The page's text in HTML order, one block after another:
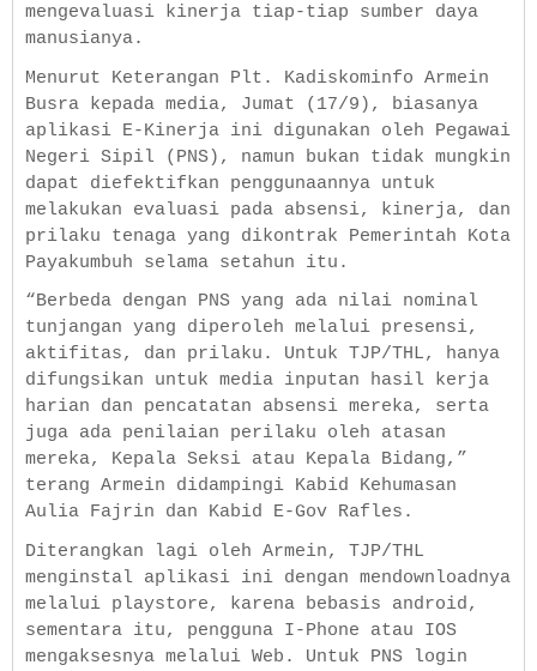
mengevaluasi kinerja tiap-tiap sumber daya
manusianya.
Menurut Keterangan Plt. Kadiskominfo Armein
Busra kepada media, Jumat (17/9), biasanya
aplikasi E-Kinerja ini digunakan oleh Pegawai
Negeri Sipil (PNS), namun bukan tidak mungkin
dapat diefektifkan penggunaannya untuk
melakukan evaluasi pada absensi, kinerja, dan
prilaku tenaga yang dikontrak Pemerintah Kota
Payakumbuh selama setahun itu.
“Berbeda dengan PNS yang ada nilai nominal
tunjangan yang diperoleh melalui presensi,
aktifitas, dan prilaku. Untuk TJP/THL, hanya
difungsikan untuk media inputan hasil kerja
harian dan pencatatan absensi mereka, serta
juga ada penilaian perilaku oleh atasan
mereka, Kepala Seksi atau Kepala Bidang,”
terang Armein didampingi Kabid Kehumasan
Aulia Fajrin dan Kabid E-Gov Rafles.
Diterangkan lagi oleh Armein, TJP/THL
menginstal aplikasi ini dengan mendownloadnya
melalui playstore, karena bebasis android,
sementara itu, pengguna I-Phone atau IOS
mengaksesnya melalui Web. Untuk PNS login